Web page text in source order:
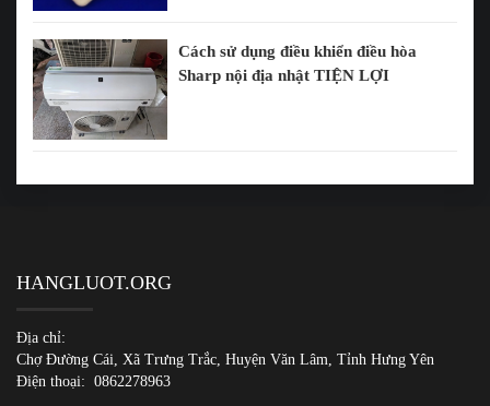
Cách sử dụng điều khiển điều hòa
Sharp nội địa nhật TIỆN LỢI
HANGLUOT.ORG
Địa chỉ:
Chợ Đường Cái, Xã Trưng Trắc, Huyện Văn Lâm, Tỉnh Hưng Yên
Điện thoại: 0862278963